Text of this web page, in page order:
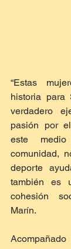
“Estas
historia para
verdadero
pasión por
este
comunidad,
deporte
también es
cohesión
Marín.